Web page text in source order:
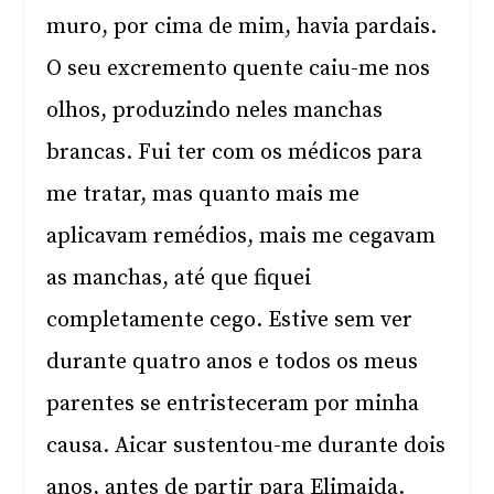
muro, por cima de mim, havia pardais.
O seu excremento quente caiu-me nos
olhos, produzindo neles manchas
brancas. Fui ter com os médicos para
me tratar, mas quanto mais me
aplicavam remédios, mais me cegavam
as manchas, até que fiquei
completamente cego. Estive sem ver
durante quatro anos e todos os meus
parentes se entristeceram por minha
causa. Aicar sustentou-me durante dois
anos, antes de partir para Elimaida.